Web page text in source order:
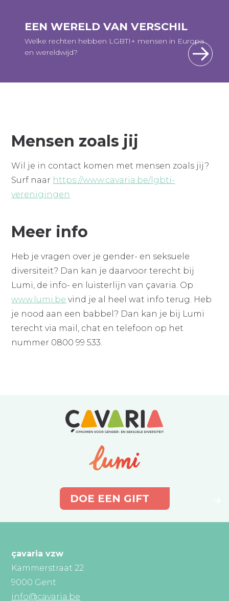
EEN WERELD VAN VERSCHIL
Welke rechten hebben LGBTI+ mensen in Europa
en wereldwijd?
Mensen zoals jij
Wil je in contact komen met mensen zoals jij?
Surf naar https://www.cavaria.be/lgbti-
verenigingen
Meer info
Heb je vragen over je gender- en seksuele
diversiteit? Dan kan je daarvoor terecht bij
Lumi, de info- en luisterlijn van çavaria. Op
www.lumi.be vind je al heel wat info terug. Heb
je nood aan een babbel? Dan kan je bij Lumi
terecht via mail, chat en telefoon op het
nummer 0800 99 533.
DOE EEN GIFT
çavaria vzw
Kammerstraat 22
9000 Gent
info@cavaria.be